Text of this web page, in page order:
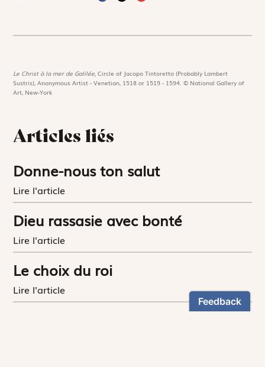
Le Christ à la mer de Galilée,Circle of Jacopo Tintoretto (Probably Lambert
Sustris), Anonymous Artist - Venetian, 1518 or 1519 - 1594. © National Gallery of
Art, New-York
Articles liés
Donne-nous ton salut
Lire l'article
Dieu rassasie avec bonté
Lire l'article
Le choix du roi
Lire l'article